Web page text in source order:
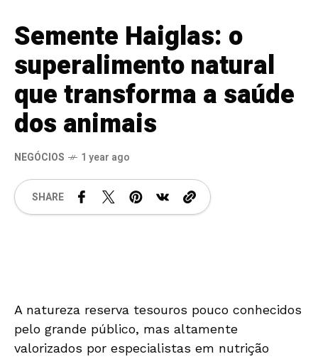
Semente Haiglas: o
superalimento natural
que transforma a saúde
dos animais
NEGÓCIOS 1 year ago
SHARE
A natureza reserva tesouros pouco conhecidos
pelo grande público, mas altamente
valorizados por especialistas em nutrição